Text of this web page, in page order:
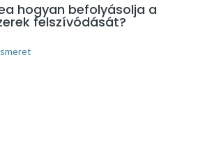
hogyan befolyásolja a
felszívódását?